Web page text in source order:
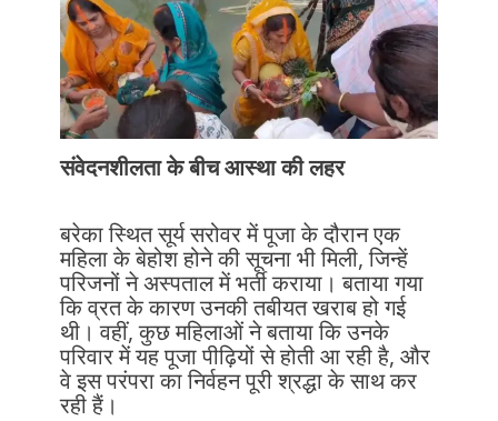
संवेदनशीलता के बीच आस्था की लहर
बरेका स्थित सूर्य सरोवर में पूजा के दौरान एक
महिला के बेहोश होने की सूचना भी मिली, जिन्हें
परिजनों ने अस्पताल में भर्ती कराया। बताया गया
कि व्रत के कारण उनकी तबीयत खराब हो गई
थी। वहीं, कुछ महिलाओं ने बताया कि उनके
परिवार में यह पूजा पीढ़ियों से होती आ रही है, और
वे इस परंपरा का निर्वहन पूरी श्रद्धा के साथ कर
रही हैं।